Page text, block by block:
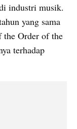
industri musik.
yang sama
the Order of the
terhadap